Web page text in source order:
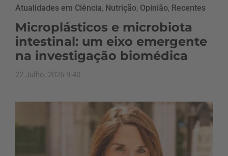
Atualidades em Ciência, Nutrição, Opinião, Recentes
Microplásticos e microbiota
intestinal: um eixo emergente
na investigação biomédica
22 Julho, 2026 9:40